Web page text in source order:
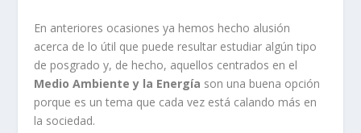
En anteriores ocasiones ya hemos hecho alusión
acerca de lo útil que puede resultar estudiar algún tipo
de posgrado y, de hecho, aquellos centrados en el
Medio Ambiente y la Energía son una buena opción
porque es un tema que cada vez está calando más en
la sociedad.